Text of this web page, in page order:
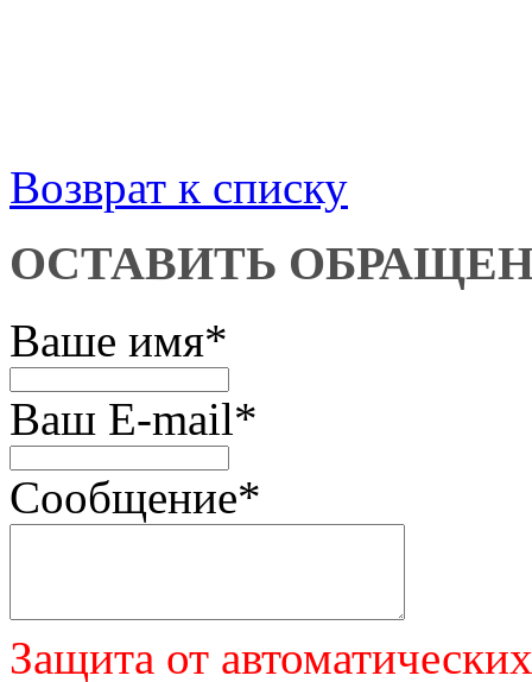
Возврат к списку
ОСТАВИТЬ
Ваше имя*
Ваш E-mail*
Сообщение*
Защита от